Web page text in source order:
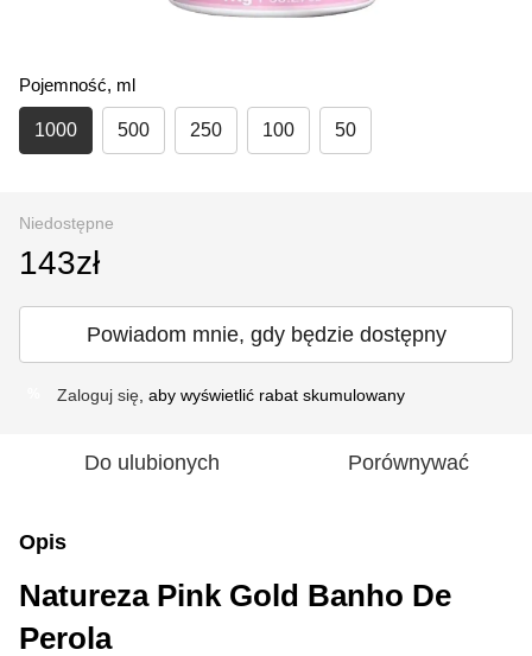
Pojemność, ml
1000 500 250 100 50
Niedostępne
143zł
Powiadom mnie, gdy będzie dostępny
Zaloguj się , aby wyświetlić rabat skumulowany
Do ulubionych Porównywać
Opis
Natureza Pink Gold Banho De
Perola